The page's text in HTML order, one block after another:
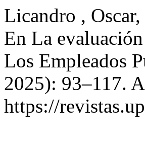
Licandro ,
En La
Los Empleados
2025): 93–117.
https://